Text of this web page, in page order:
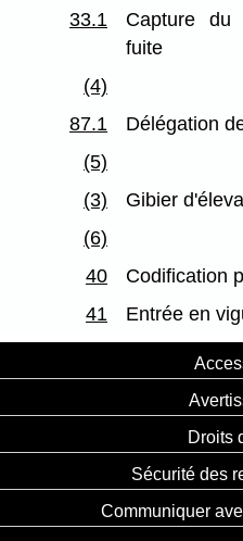
33.1
Capture du
fuite
(4)
87.1
Délégation
(5)
(3)
Gibier
(6)
40
Codification
41
Entrée en
Droits
Sécurité des
Communiquer